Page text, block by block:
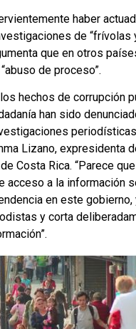
haber
de “frívolas
que en otros
de proceso”.
hechos de corrupción
han sido
Lizano, expresidenta
Costa Rica. “Parece
acceso a la información
en este gobierno,
y corta